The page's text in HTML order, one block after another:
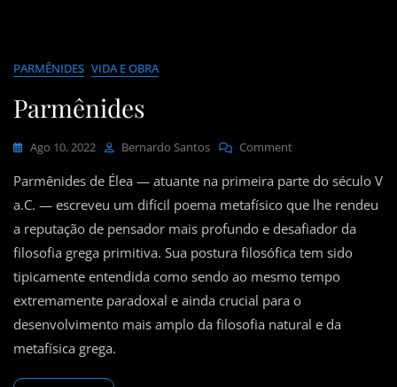
PARMÊNIDES VIDA E OBRA
Parmênides
Ago 10, 2022 Bernardo Santos CommentOn
Parmênides de Élea — atuante na primeira parte do século V
a.C. — escreveu um difícil poema metafísico que lhe rendeu
a reputação de pensador mais profundo e desafiador da
filosofia grega primitiva. Sua postura filosófica tem sido
tipicamente entendida como sendo ao mesmo tempo
extremamente paradoxal e ainda crucial para o
desenvolvimento mais amplo da filosofia natural e da
metafísica grega.